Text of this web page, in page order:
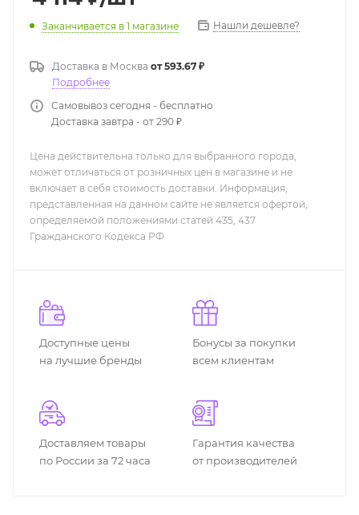
Заканчивается в 1 магазине Нашли дешевле?
Доставка в Москва от 593.67 ₽
Подробнее
Самовывоз сегодня - бесплатно
Доставка завтра - от 290 ₽
Цена действительна только для выбранного города,
может отличаться от розничных цен в магазине и не
включает в себя стоимость доставки. Информация,
представленная на данном сайте не является офертой,
определяемой положениями статей 435, 437
Гражданского Кодекса РФ
Доступные цены
на лучшие бренды
Бонусы за покупки
всем клиентам
Доставляем товары
по России за 72 часа
Гарантия качества
от производителей